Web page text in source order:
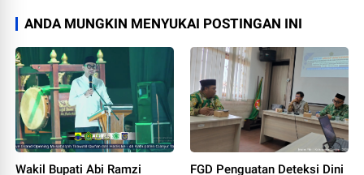
ANDA MUNGKIN MENYUKAI POSTINGAN INI
Wakil Bupati Abi Ramzi
FGD Penguatan Deteksi Dini